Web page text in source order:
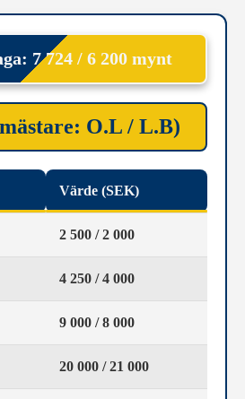
7 724 / 6 200 mynt
O.L / L.B)
Värde (SEK)
2 500 / 2 000
4 250 / 4 000
9 000 / 8 000
20 000 / 21 000